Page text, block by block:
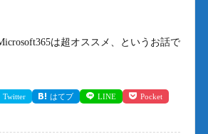
は超オススメ、というお話で
Twitter はてブ LINE Pocket